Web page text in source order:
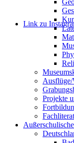
Link zu
Ausflüge/
Projekte